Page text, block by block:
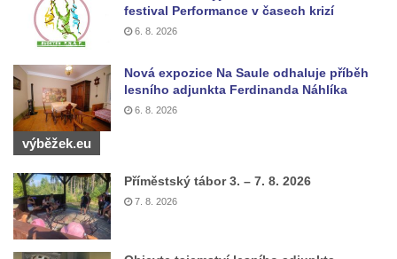
festival Performance v časech krizí
6. 8. 2026
Nová expozice Na Saule odhaluje příběh
lesního adjunkta Ferdinanda Náhlíka
6. 8. 2026
výběžek.eu
Příměstský tábor 3. – 7. 8. 2026
7. 8. 2026